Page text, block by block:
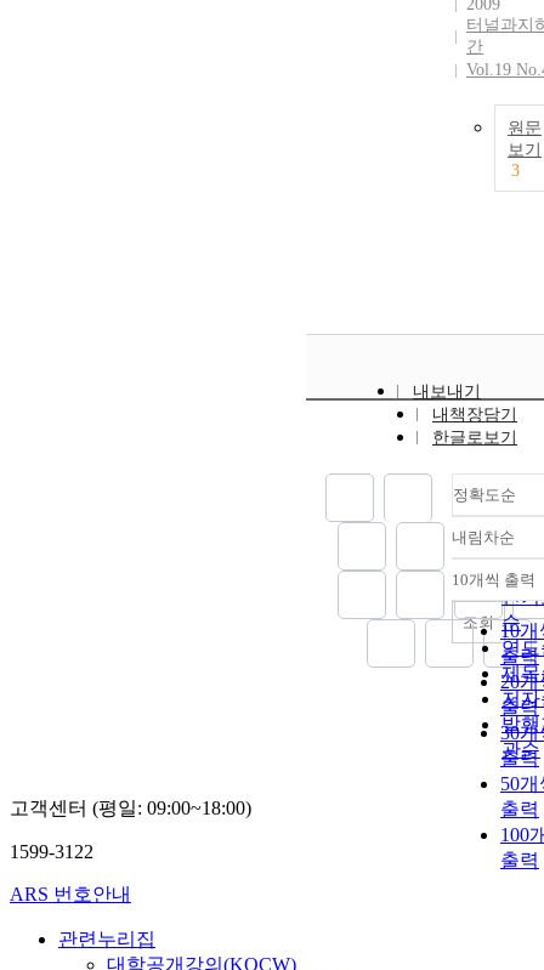
2009
터널과지
간
Vol.19
원문
보기
3
내보내기
내책장담기
한글로보기
정확도순
정확
순
인기
순
연도
제목
저
발행
관순
내림차순
내
10개씩 출력
10개
출력
20개
출력
30개
출력
50개
출력
100
출력
조회
고객센터 (평일: 09:00~18:00)
1599-3122
ARS 번호안내
관련누리집
대학공개강의(KOCW)